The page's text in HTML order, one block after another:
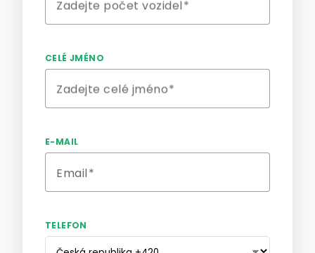
Zadejte počet vozidel
CELÉ JMÉNO
Zadejte celé jméno
E-MAIL
Email
TELEFON